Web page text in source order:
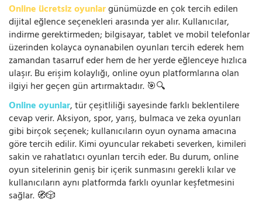
Online ücretsiz oyunlargünümüzde en çok tercih edilen
dijital eğlence seçenekleri arasında yer alır. Kullanıcılar,
indirme gerektirmeden; bilgisayar, tablet ve mobil telefonlar
üzerinden kolayca oynanabilen oyunları tercih ederek hem
zamandan tasarruf eder hem de her yerde eğlenceye hızlıca
ulaşır. Bu erişim kolaylığı, online oyun platformlarına olan
ilgiyi her geçen gün artırmaktadır. 🎯🔍
Online oyunlar, tür çeşitliliği sayesinde farklı beklentilere
cevap verir. Aksiyon, spor, yarış, bulmaca ve zeka oyunları
gibi birçok seçenek; kullanıcıların oyun oynama amacına
göre tercih edilir. Kimi oyuncular rekabeti severken, kimileri
sakin ve rahatlatıcı oyunları tercih eder. Bu durum, online
oyun sitelerinin geniş bir içerik sunmasını gerekli kılar ve
kullanıcıların aynı platformda farklı oyunlar keşfetmesini
sağlar. 🧭🎲